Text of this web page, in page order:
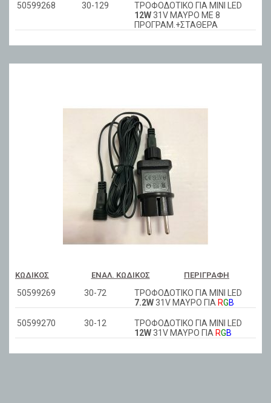
50599268 30-129
ΤΡΟΦΟΔΟΤΙΚΟ ΓΙΑ ΜΙΝΙ LED
12W31V ΜΑΥΡΟ ΜΕ 8
ΠΡΟΓΡΑΜ.+ΣΤΑΘΕΡΑ
ΚΩΔΙΚΌΣ ΕΝΑΛ. ΚΩΔΙΚΌΣ ΠΕΡΙΓΡΑΦΉ
50599269 30-72
ΤΡΟΦΟΔΟΤΙΚΟ ΓΙΑ ΜΙΝΙ LED
7.2W31V ΜΑΥΡΟ ΓΙΑ RGB
50599270 30-12
ΤΡΟΦΟΔΟΤΙΚΟ ΓΙΑ ΜΙΝΙ LED
12W31V ΜΑΥΡΟ ΓΙΑ RGB